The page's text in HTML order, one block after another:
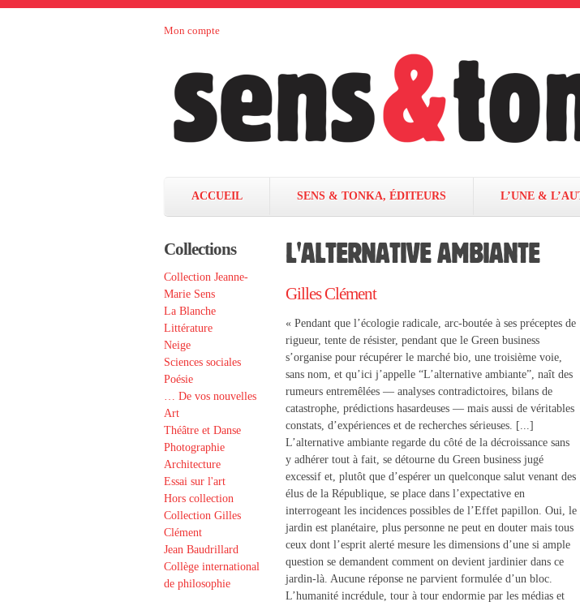
Mon compte
Sens et
Tonka
éditeurs
d’édition
française
ACCUEIL SENS & TONKA, ÉDITEURS L’UNE &
Collections
Collection Jeanne-
Marie Sens
La Blanche
Littérature
Neige
Sciences sociales
Poésie
… De vos nouvelles
Art
Théâtre et Danse
Photographie
Architecture
Essai sur l'art
Hors collection
Collection Gilles
Clément
Jean Baudrillard
Collège international
de philosophie
L'ALTERNATIVE AMBIANTE
Gilles Clément
« Pendant que l’écologie radicale, arc-boutée à ses préceptes de
rigueur, tente de résister, pendant que le Green business
s’organise pour récupérer le marché bio, une troisième voie,
sans nom, et qu’ici j’appelle “L’alternative ambiante”, naît des
rumeurs entremêlées — analyses contradictoires, bilans de
catastrophe, prédictions hasardeuses — mais aussi de véritables
constats, d’expériences et de re­cherches sérieuses. [...]
L’alternative ambiante regarde du côté de la dé­croissance sans
y adhérer tout à fait, se détourne du Green business jugé
excessif et, plutôt que d’espérer un quelconque salut venant des
élus de la République, se place dans l’expectative en
interrogeant les incidences possibles de l’Effet papillon. Oui, le
jardin est planétaire, plus personne ne peut en douter mais tous
ceux dont l’esprit alerté mesure les dimensions d’une si ample
question se demandent comment on devient jardinier dans ce
jardin-là. Aucune réponse ne parvient formulée d’un bloc.
L’humanité incrédule, tour à tour endormie par les médias et